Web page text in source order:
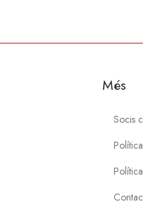
Més
Socis